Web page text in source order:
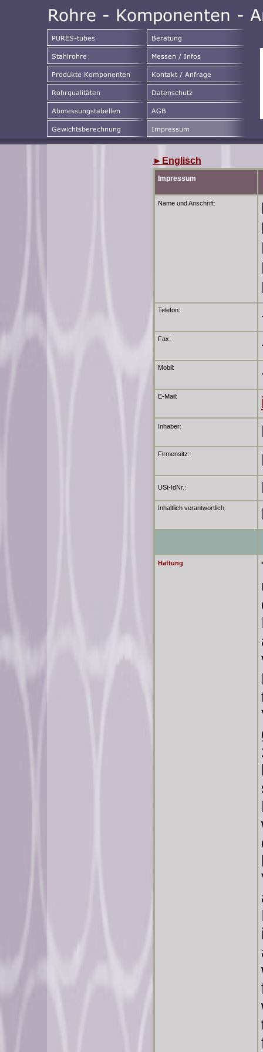
► Englisch
Impressum
Name und Anschrift:
Telefon:
Fax:
Mobil:
E-Mail:
Inhaber:
Firmensitz:
USt-IdNr.:
Inhaltlich verantwortlich:
Haftung